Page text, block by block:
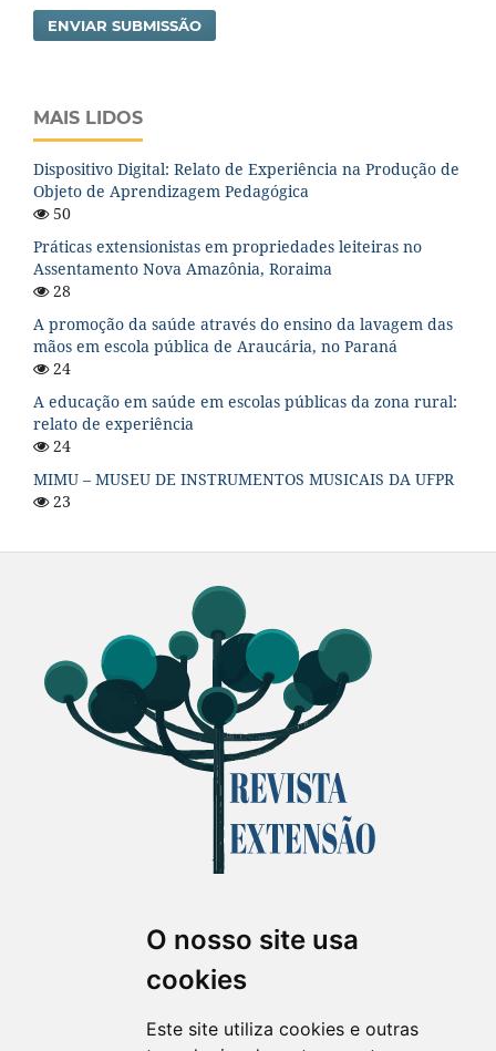
O nosso site usa
cookies
Este site utiliza cookies e outras
ENVIAR SUBMISSÃO
MAIS LIDOS
Dispositivo Digital: Relato de Experiência na Produção de
Objeto de Aprendizagem Pedagógica
50
Práticas extensionistas em propriedades leiteiras no
Assentamento Nova Amazônia, Roraima
28
A promoção da saúde através do ensino da lavagem das
mãos em escola pública de Araucária, no Paraná
24
A educação em saúde em escolas públicas da zona rural:
relato de experiência
24
MIMU – MUSEU DE INSTRUMENTOS MUSICAIS DA UFPR
23
Revista Extensão em Foco
ISSN 2358-7180 (on-line)